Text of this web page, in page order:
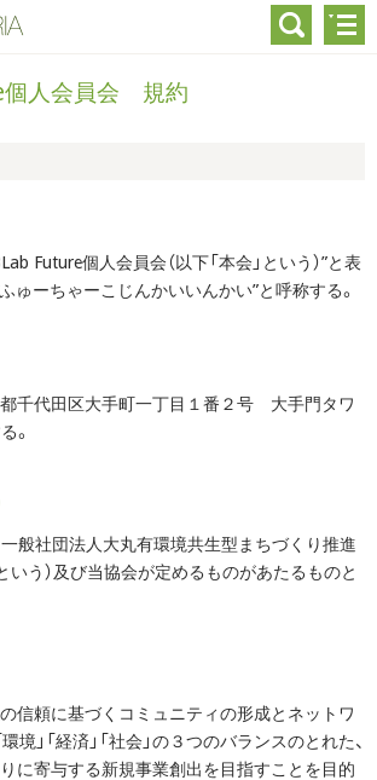
人会員会 規約
Future個人会員会（以下「本会」という）”と表
ゅーちゃーこじんかいいんかい”と呼称する。
千代田区大手町一丁目１番２号 大手門タワ
。
一般社団法人大丸有環境共生型まちづくり推進
いう）及び当協会が定めるものがあたるものと
信頼に基づくコミュニティの形成とネットワ
境」「経済」「社会」の３つのバランスのとれた、
に寄与する新規事業創出を目指すことを目的